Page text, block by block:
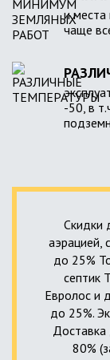
и места
чаще
-50, в
Скидки
аэрацией,
до 25%
септик
Евролос и
до 25%.
Доставка
80%